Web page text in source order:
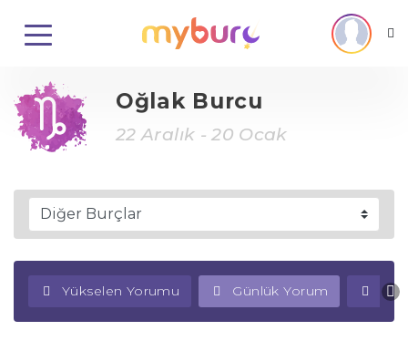
Oğlak Burcu
22 Aralık - 20 Ocak
Yükselen Yorumu Günlük Yorum